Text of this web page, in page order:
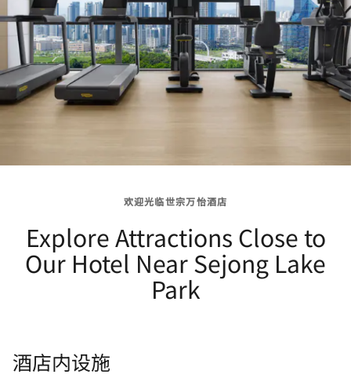
欢迎光临世宗万怡酒店
Explore Attractions Close to
Our Hotel Near Sejong Lake
Park
酒店内设施